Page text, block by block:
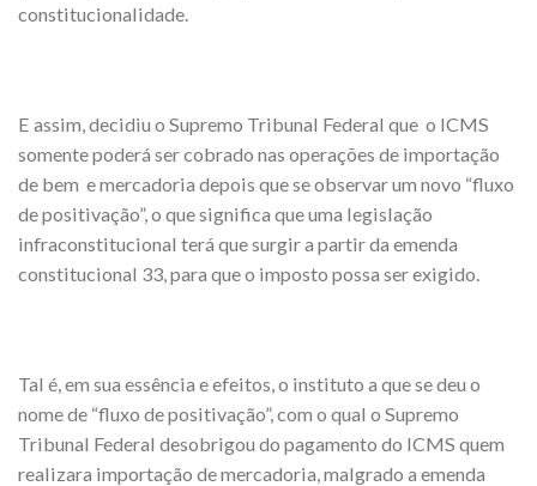
constitucionalidade.
E assim, decidiu o Supremo Tribunal Federal que o ICMS
somente poderá ser cobrado nas operações de importação
de bem e mercadoria depois que se observar um novo “fluxo
de positivação”, o que significa que uma legislação
infraconstitucional terá que surgir a partir da emenda
constitucional 33, para que o imposto possa ser exigido.
Tal é, em sua essência e efeitos, o instituto a que se deu o
nome de “fluxo de positivação”, com o qual o Supremo
Tribunal Federal desobrigou do pagamento do ICMS quem
realizara importação de mercadoria, malgrado a emenda